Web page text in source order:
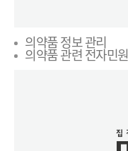
의약품 정보 관리
의약품 관련 전자민원